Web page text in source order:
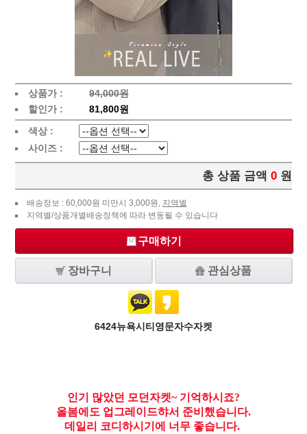
상품가 :
94,000원
할인가 :
81,800원
색상 :
사이즈 :
총 상품 금액 0 원
배송정보 : 60,000원 미만시 3,000원, 지역별
지역별/상품개별배송정책에 따라 변동될 수 있습니다
구매하기
장바구니 관심상품
6424뉴욕시티영문자수자켓
인기 많았던 모던자켓~ 기억하시죠?
올봄에도 업그레이드햐서 준비했습니다.
데일리 코디하시기에 너무 좋습니다.